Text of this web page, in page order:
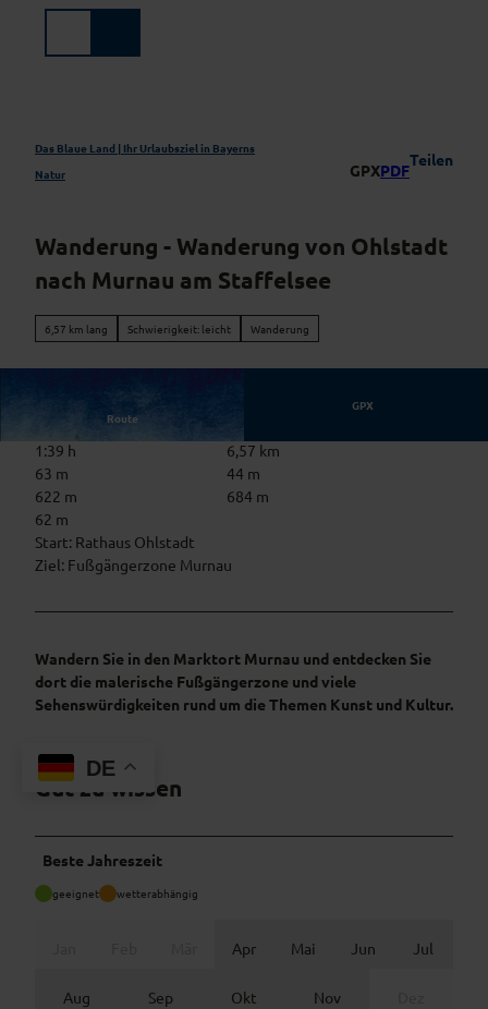
Das Blaue Land | Ihr Urlaubsziel in Bayerns
Natur
GPXPDF
Teilen
Wanderung - Wanderung von Ohlstadt
nach Murnau am Staffelsee
6,57 km lang Schwierigkeit: leicht Wanderung
Route
GPX
1:39 h
6,57 km
63 m
44 m
622 m
684 m
62 m
Start: Rathaus Ohlstadt
Ziel: Fußgängerzone Murnau
Wandern Sie in den Marktort Murnau und entdecken Sie
dort die malerische Fußgängerzone und viele
Sehenswürdigkeiten rund um die Themen Kunst und Kultur.
Gut zu wissen
Beste Jahreszeit
geeignet wetterabhängig
Apr Mai Jun Jul
Aug Sep Okt Nov
DE